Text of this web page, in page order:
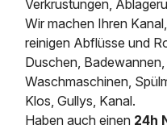
Verkrustungen,
Wir machen Ihren
reinigen Abflüsse und
Duschen, Badewannen,
Waschmaschinen,
Klos, Gullys, Kanal.
Haben auch einen 24h